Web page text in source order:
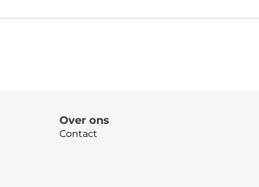
Over ons
Contact